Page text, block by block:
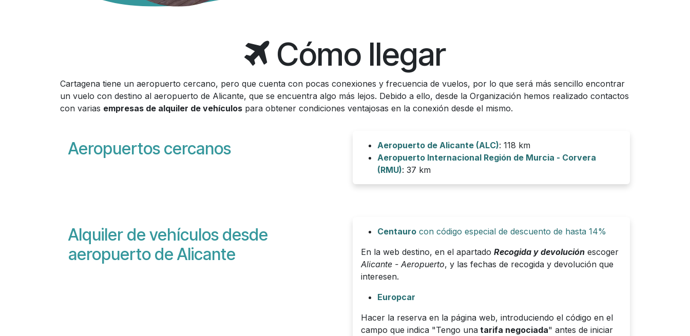
Cómo llegar
Cartagena tiene un aeropuerto cercano, pero que cuenta con pocas conexiones y frecuencia de vuelos, por lo que será más sencillo encontrar
un vuelo con destino al aeropuerto de Alicante, que se encuentra algo más lejos. Debido a ello, desde la Organización hemos realizado contactos
con varias empresas de alquiler de vehículos para obtener condiciones ventajosas en la conexión desde el mismo.
Aeropuertos cercanos Aeropuerto de Alicante (ALC): 118 km
Aeropuerto Internacional Región de Murcia - Corvera
(RMU): 37 km
Alquiler de vehículos desde
aeropuerto de Alicante
Centauro con código especial de descuento de hasta 14%
En la web destino, en el apartado Recogida y devolución escoger
Alicante - Aeropuerto, y las fechas de recogida y devolución que
interesen.
Europcar
Hacer la reserva en la página web, introduciendo el código en el
campo que indica "Tengo una tarifa negociada" antes de iniciar